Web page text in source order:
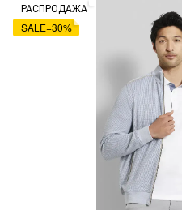
РАСПРОДАЖА
SALE−30%